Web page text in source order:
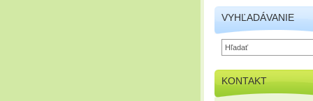
VYHĽADÁVANIE
KONTAKT